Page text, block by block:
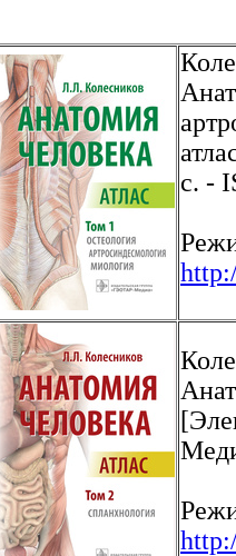
с. -